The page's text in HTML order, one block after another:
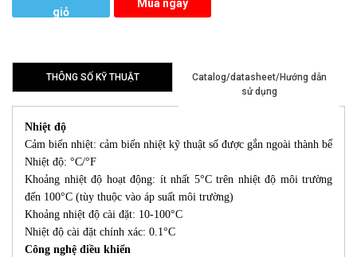
giỏ
Mua ngay
THÔNG SỐ KỸ THUẬT
Catalog/datasheet/Hướng dẫn
sử dụng
Nhiệt độ
Cảm biến nhiệt: cảm biến nhiệt kỹ thuật số được gắn ngoài thành bể
Nhiệt độ: °C/°F
Khoảng nhiệt độ hoạt động: ít nhất 5°C trên nhiệt độ môi trường
đến 100°C (tùy thuộc vào áp suất môi trường)
Khoảng nhiệt độ cài đặt: 10-100°C
Nhiệt độ cài đặt chính xác: 0.1°C
Công nghệ điều khiển